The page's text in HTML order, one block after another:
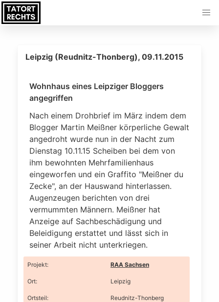
Leipzig (Reudnitz-Thonberg), 09.11.2015
Wohnhaus eines Leipziger Bloggers
angegriffen
Nach einem Drohbrief im März indem dem
Blogger Martin Meißner körperliche Gewalt
angedroht wurde nun in der Nacht zum
Dienstag 10.11.15 Scheiben bei dem von
ihm bewohnten Mehrfamilienhaus
eingeworfen und ein Graffito "Meißner du
Zecke", an der Hauswand hinterlassen.
Augenzeugen berichten von drei
vermummten Männern. Meißner hat
Anzeige auf Sachbeschädigung und
Beleidigung erstattet und lässt sich in
seiner Arbeit nicht unterkriegen.
Projekt: RAA Sachsen
Ort: Leipzig
Ortsteil: Reudnitz-Thonberg